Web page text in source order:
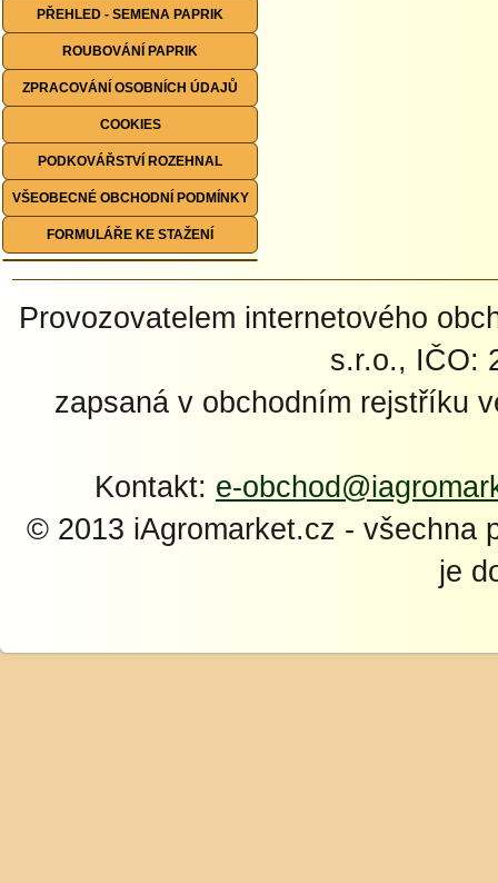
PŘEHLED - SEMENA PAPRIK
ROUBOVÁNÍ PAPRIK
ZPRACOVÁNÍ OSOBNÍCH ÚDAJŮ
COOKIES
PODKOVÁŘSTVÍ ROZEHNAL
VŠEOBECNÉ OBCHODNÍ PODMÍNKY
FORMULÁŘE KE STAŽENÍ
Provozovatelem internetového
s.r.o., IČO:
zapsaná v obchodním rejstříku
Kontakt: e-
© 2013 iAgromarket.cz - všechna
je